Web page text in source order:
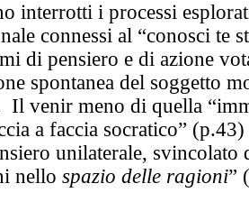
interrotti i processi
connessi al “conosci te
di pensiero e di azione
spontanea del soggetto
venir meno di quella
a faccia socratico”
unilaterale, svincolato
nello spazio delle ragioni”